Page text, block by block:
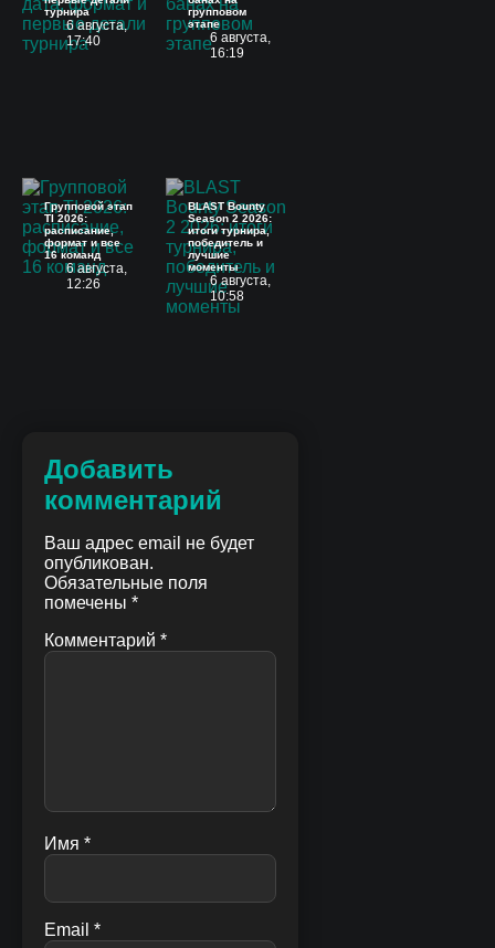
турнира
6 августа,
17:40
групповом
этапе
6 августа,
16:19
Групповой этап
TI 2026:
расписание,
формат и все
16 команд
6 августа,
12:26
BLAST Bounty
Season 2 2026:
итоги турнира,
победитель и
лучшие
моменты
6 августа,
10:58
Добавить
комментарий
Ваш адрес email не будет
опубликован.
Обязательные поля
помечены *
Комментарий *
Имя *
Email *